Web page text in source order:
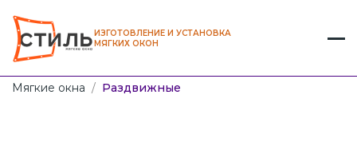
ИЗГОТОВЛЕНИЕ И УСТАНОВКА
МЯГКИХ ОКОН
Мягкие окна / Раздвижные